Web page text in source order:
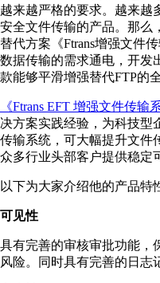
越来越严格的要求。越来越
安全文件传输的产品。那么
替代方案《Ftrans增强文件
数据传输的需求通电，开发
款能够平滑增强替代FTP的
《Ftrans EFT 增强文件传输
决⽅案实践经验，为科技型
传输系统，可⼤幅提升⽂件
众多行业头部客户提供稳定
以下为大家介绍他的产品特
可见性
具有完善的审核审批功能，
风险。同时具有完善的日志